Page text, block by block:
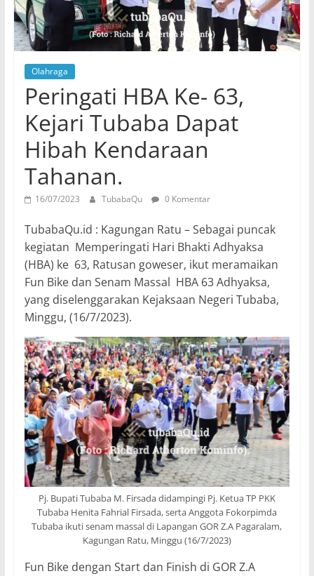
Olahraga
Peringati HBA Ke- 63,
Kejari Tubaba Dapat
Hibah Kendaraan
Tahanan.
16/07/2023 TubabaQu 0 Komentar
TubabaQu.id : Kagungan Ratu – Sebagai puncak
kegiatan Memperingati Hari Bhakti Adhyaksa
(HBA) ke 63, Ratusan goweser, ikut meramaikan
Fun Bike dan Senam Massal HBA 63 Adhyaksa,
yang diselenggarakan Kejaksaan Negeri Tubaba,
Minggu, (16/7/2023).
Pj. Bupati Tubaba M. Firsada didampingi Pj. Ketua TP PKK
Tubaba Henita Fahrial Firsada, serta Anggota Fokorpimda
Tubaba ikuti senam massal di Lapangan GOR Z.A Pagaralam,
Kagungan Ratu, Minggu (16/7/2023)
Fun Bike dengan Start dan Finish di GOR Z.A